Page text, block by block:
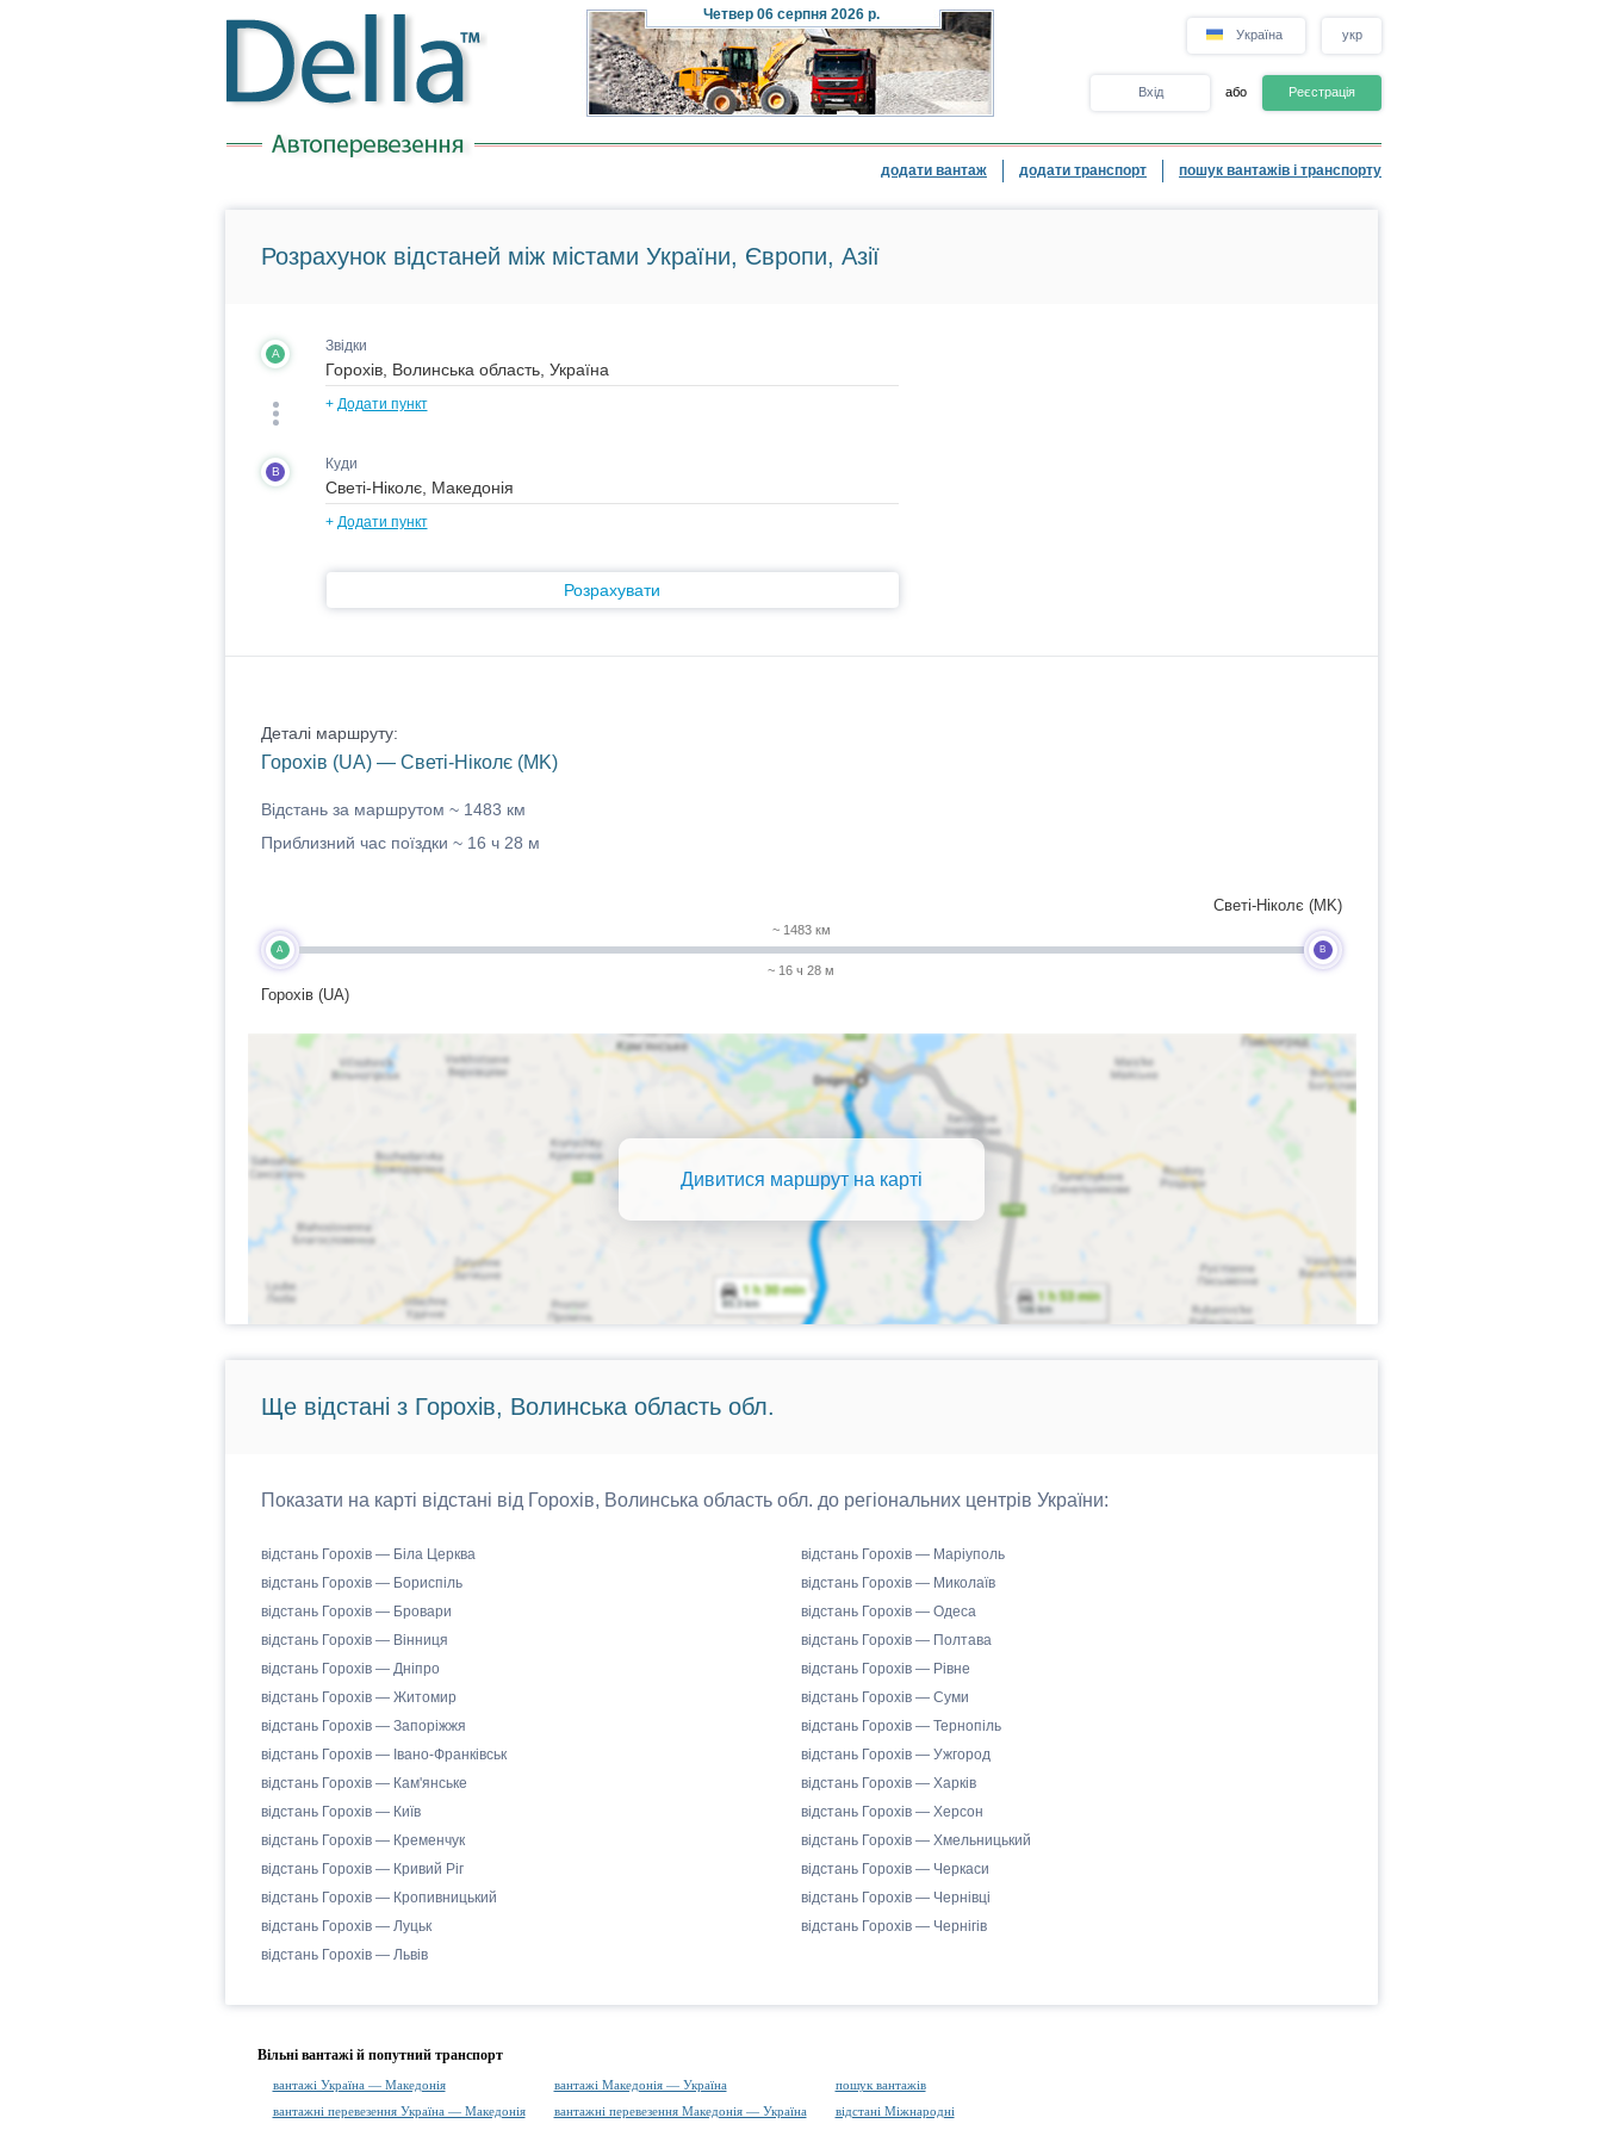
Четвер 06 серпня 2026 р.
Україна укр
Вхід або Реєстрація
додати вантаж додати транспорт пошук вантажів і транспорту
Розрахунок відстаней між містами України, Європи, Азії
A Звідки
+ Додати пункт
B Куди
+ Додати пункт
Розрахувати
Деталі маршруту:
Горохів (UA) — Светі-Ніколє (MK)
Відстань за маршрутом ~ 1483 км
Приблизний час поїздки ~ 16 ч 28 м
A
Горохів (UA)
~ 1483 км
~ 16 ч 28 м
B
Светі-Ніколє (MK)
Дивитися маршрут на карті
Ще відстані з Горохів, Волинська область обл.
Показати на карті відстані від Горохів, Волинська область обл. до регіональних центрів України:
відстань Горохів — Біла Церква
відстань Горохів — Бориспіль
відстань Горохів — Бровари
відстань Горохів — Вінниця
відстань Горохів — Дніпро
відстань Горохів — Житомир
відстань Горохів — Запоріжжя
відстань Горохів — Івано-Франківськ
відстань Горохів — Кам'янське
відстань Горохів — Київ
відстань Горохів — Кременчук
відстань Горохів — Кривий Ріг
відстань Горохів — Кропивницький
відстань Горохів — Луцьк
відстань Горохів — Львів
відстань Горохів — Маріуполь
відстань Горохів — Миколаїв
відстань Горохів — Одеса
відстань Горохів — Полтава
відстань Горохів — Рівне
відстань Горохів — Суми
відстань Горохів — Тернопіль
відстань Горохів — Ужгород
відстань Горохів — Харків
відстань Горохів — Херсон
відстань Горохів — Хмельницький
відстань Горохів — Черкаси
відстань Горохів — Чернівці
відстань Горохів — Чернігів
Вільні вантажі й попутний транспорт
вантажі Україна — Македонія вантажі Македонія — Україна
пошук вантажів
вантажні перевезення Україна — Македонія
вантажні перевезення Македонія — Україна відстані Міжнародні